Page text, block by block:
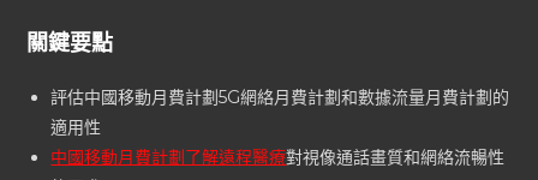
關鍵要點
評估中國移動月費計劃5G網絡月費計劃和數據流量月費計劃的
適用性
中國移動月費計劃了解遠程醫療對視像通話畫質和網絡流暢性